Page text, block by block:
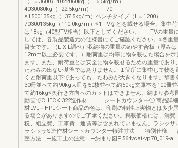
4030080kg（ 22.5kg/m） 70
※1500135kg（ 37.5kg/m）ベンチタイプ（L＝1200）
70300135kg（110.0kg/m）※1 TVなどを載せる場合、集中
は18kg（40型TV相当）以下としてください。 TVの重量
しては、各製品製造元の仕様書にてご確認ください。※各重
目安です。（LIXIL調べ）収納物の重量のめやす合板（厚みは
12mm以上必要です。）耐荷重は均等に物を載せた場合を示
ます。また、耐荷重とは安全に物を載せるための重量であり、
たわみの出ない基準ではありません。１箇所に集中して物を
くと耐荷重以下であっても、たわみが大きくなります。辞書
30冊並べて約90kg大皿を50枚並べて約50kg文庫本を100冊
て約16kg※奥行き方向へのカットはできません。納まり参考
動画でCHECK!322造作材 ｜ シートカウンター① 商品詳
材LVL＋HPJシート商品の色は、印刷の特性上実物とは多少
る場合がありますのでご了承ください。掲載価格には、消費
税、組立費、工事費、運賃等は含まれていません。ラシッサ
ラシッサS造作材シートカウンター特注寸法 —特別仕様 —
整方法 —施工上の注意 —納まり図P.564vcat-vp70_019-a